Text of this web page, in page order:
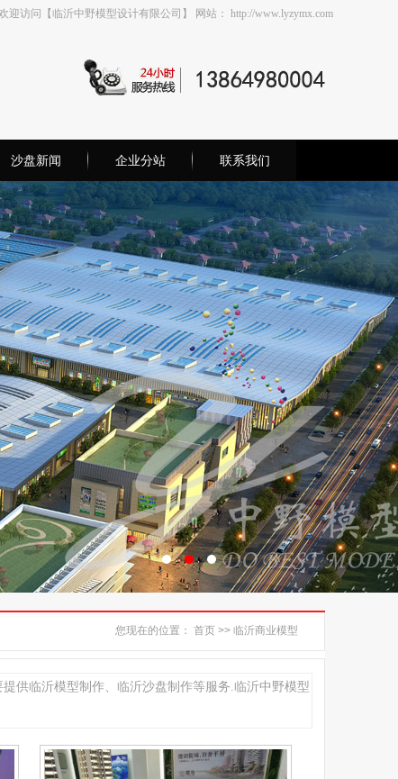
迎访问【临沂中野模型设计有限公司】 网站： http://www.lyzymx.com
沙盘新闻 企业分站 联系我们
您现在的位置： 首页 >> 临沂商业模型
供临沂模型制作、临沂沙盘制作等服务.临沂中野模型